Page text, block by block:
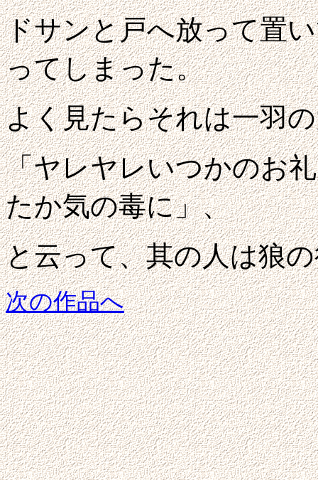
ドサンと戸へ放って置
ってしまった。
よく見たらそれは一羽
「ヤレヤレいつかのお
たか気の毒に」、
と云って、其の人は狼
次の作品へ